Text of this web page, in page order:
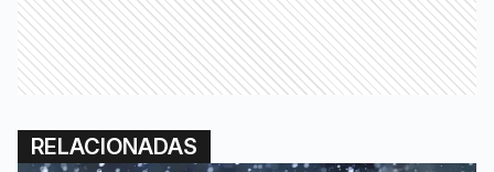
RELACIONADAS